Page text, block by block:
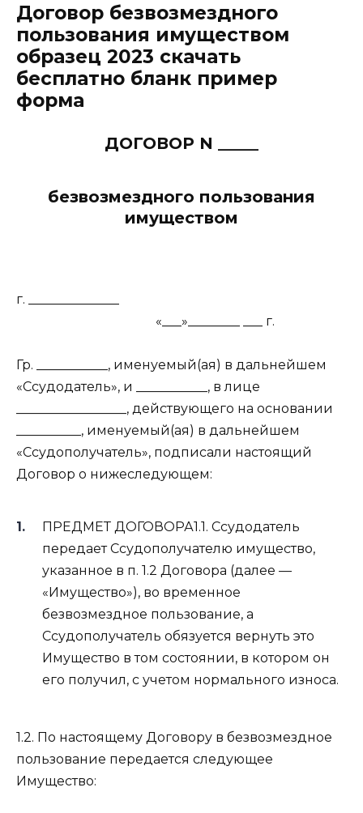
Договор безвозмездного
пользования имуществом
образец 2023 скачать
бесплатно бланк пример
форма
ДОГОВОР N _____
безвозмездного пользования
имуществом
г. ______________
«___»________ ___ г.
Гр. ___________, именуемый(ая) в дальнейшем
«Ссудодатель», и ___________, в лице
_________________, действующего на основании
__________, именуемый(ая) в дальнейшем
«Ссудополучатель», подписали настоящий
Договор о нижеследующем:
ПРЕДМЕТ ДОГОВОРА1.1. Ссудодатель
передает Ссудополучателю имущество,
указанное в п. 1.2 Договора (далее —
«Имущество»), во временное
безвозмездное пользование, а
Ссудополучатель обязуется вернуть это
Имущество в том состоянии, в котором он
его получил, с учетом нормального износа.
1.2. По настоящему Договору в безвозмездное
пользование передается следующее
Имущество: